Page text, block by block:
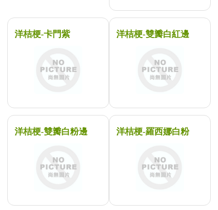
洋桔梗-卡門紫 洋桔梗-雙瓣白紅邊
洋桔梗-雙瓣白粉邊 洋桔梗-羅西娜白粉